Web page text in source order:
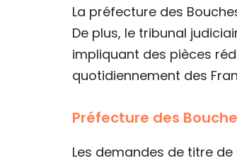
La préfecture des
De plus, le tribunal
impliquant des pièces
quotidiennement des
Préfecture des
Les demandes de titre